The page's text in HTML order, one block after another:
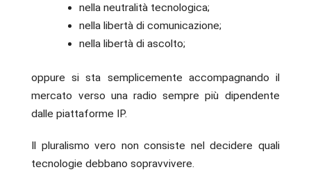
nella neutralità tecnologica;
nella libertà di comunicazione;
nella libertà di ascolto;
oppure si sta semplicemente accompagnando il
mercato verso una radio sempre più dipendente
dalle piattaforme IP.
Il pluralismo vero non consiste nel decidere quali
tecnologie debbano sopravvivere.